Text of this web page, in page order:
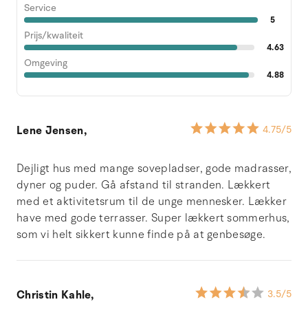
Service
5
Prijs/kwaliteit
4.63
Omgeving
4.88
Lene Jensen, 4.75/5
Dejligt hus med mange sovepladser, gode madrasser,
dyner og puder. Gå afstand til stranden. Lækkert
med et aktivitetsrum til de unge mennesker. Lækker
have med gode terrasser. Super lækkert sommerhus,
som vi helt sikkert kunne finde på at genbesøge.
Christin Kahle, 3.5/5